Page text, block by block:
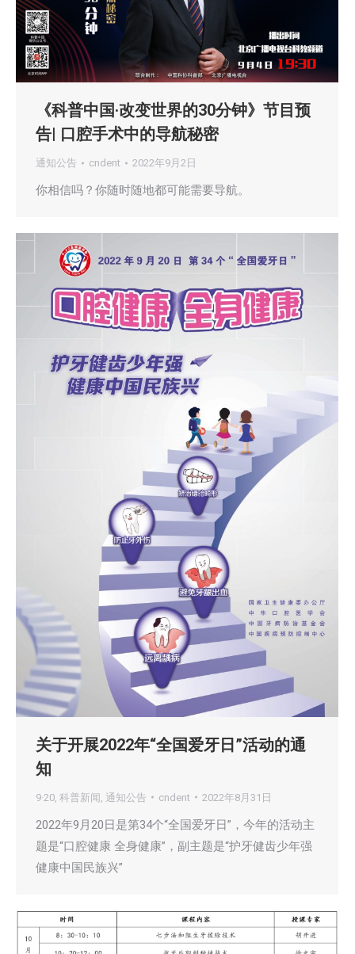
《科普中国·改变世界的30分钟》节目预
告| 口腔手术中的导航秘密
通知公告 cndent 2022年9月2日
你相信吗？你随时随地都可能需要导航。
关于开展2022年“全国爱牙日”活动的通
知
9·20 科普新闻 通知公告 cndent 2022年8月31日
2022年9月20日是第34个“全国爱牙日”，今年的活动主
题是“口腔健康 全身健康”，副主题是“护牙健齿少年强
健康中国民族兴”